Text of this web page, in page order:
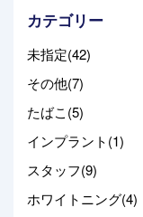
カテゴリー
未指定(42)
その他(7)
たばこ(5)
インプラント(1)
スタッフ(9)
ホワイトニング(4)